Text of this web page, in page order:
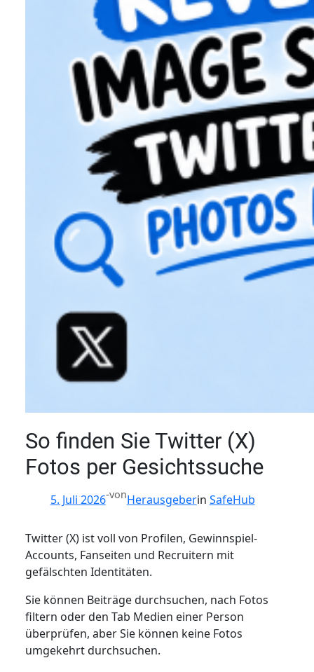
So finden Sie Twitter (X)
Fotos per Gesichtssuche
5. Juli 2026-vonHerausgeberin SafeHub
Twitter (X) ist voll von Profilen, Gewinnspiel-
Accounts, Fanseiten und Recruitern mit
gefälschten Identitäten.
Sie können Beiträge durchsuchen, nach Fotos
filtern oder den Tab Medien einer Person
überprüfen, aber Sie können keine Fotos
umgekehrt durchsuchen.